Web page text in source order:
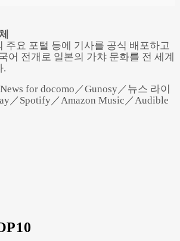
주요 포털 등에 기사를 공식 배포하고
어 전개로 일본의 가챠 문화를 전 세계
.
for docomo／Gunosy／뉴스 라이
／Spotify／Amazon Music／Audible